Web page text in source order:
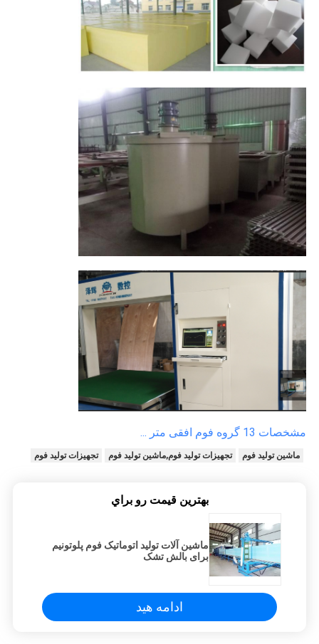
مشخصات 13 گروه فوم افقی متر ...
ماشین تولید فوم تجهیزات تولید فوم,ماشین تولید فوم تجهیزات تولید فوم
بهترين قيمت رو براي
ماشین آلات تولید اتوماتیک فوم پلوتونیم
برای بالش تشک
ادامه هید